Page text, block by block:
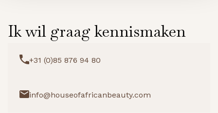
Ik wil graag kennismaken
+31 (0)85 876 94 80
info@houseofafricanbeauty.com